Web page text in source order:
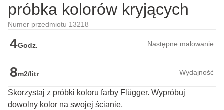
próbka kolorów kryjących
Numer przedmiotu 13218
4Godz. Następne malowanie
8m2/litr Wydajność
Skorzystaj z próbki koloru farby Flügger. Wypróbuj
dowolny kolor na swojej ścianie.